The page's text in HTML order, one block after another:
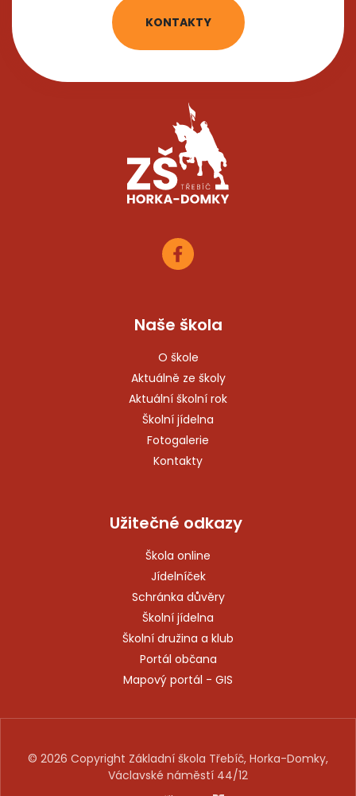
KONTAKTY
Naše škola
O škole
Aktuálně ze školy
Aktuální školní rok
Školní jídelna
Fotogalerie
Kontakty
Užitečné odkazy
Škola online
Jídelníček
Schránka důvěry
Školní jídelna
Školní družina a klub
Portál občana
Mapový portál - GIS
© 2026 Copyright Základní škola Třebíč, Horka-Domky,
Václavské náměstí 44/12